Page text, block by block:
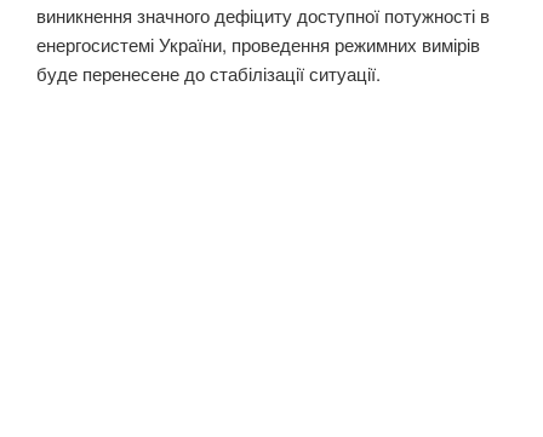
виникнення значного дефіциту доступної потужності в
енергосистемі України, проведення режимних вимірів
буде перенесене до стабілізації ситуації.